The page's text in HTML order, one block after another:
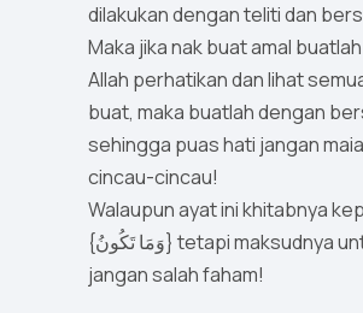
dilakukan dengan teliti dan
Maka jika nak buat amal
Allah perhatikan dan lihat
buat, maka buatlah dengan
sehingga puas hati jangan
cincau-cincau!
Walaupun ayat ini khitabnya
{وَمَا تَكُونُ} tetapi maksudnya untuk kita semua
jangan salah faham!